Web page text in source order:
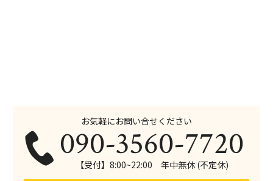
お気軽にお問い合せください
090-3560-7720
【受付】8:00~22:00 年中無休 (不定休)